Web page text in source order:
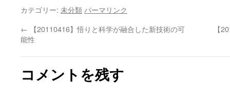
カテゴリー: 未分類 パーマリンク
← 【20110416】悟りと科学が融合した新技術の可
能性
【
コメントを残す